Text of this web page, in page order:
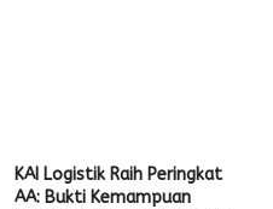
KAI Logistik Raih Peringkat
AA: Bukti Kemampuan